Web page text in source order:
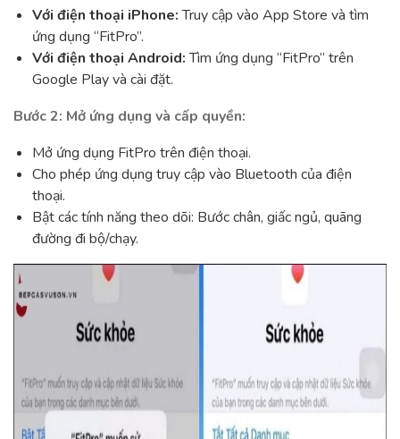
Với điện thoại iPhone:Truy cập vào App Store và tìm
ứng dụng “FitPro”.
Với điện thoại Android:Tìm ứng dụng “FitPro” trên
Google Play và cài đặt.
Bước 2: Mở ứng dụng và cấp quyền:
Mở ứng dụng FitPro trên điện thoại.
Cho phép ứng dụng truy cập vào Bluetooth của điện
thoại.
Bật các tính năng theo dõi: Bước chân, giấc ngủ, quãng
đường đi bộ/chạy.